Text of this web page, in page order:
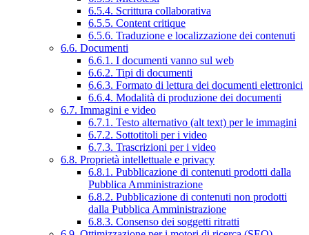
6.5.4. Scrittura collaborativa
6.5.5. Content critique
6.5.6. Traduzione e localizzazione dei contenuti
6.6. Documenti
6.6.1. I documenti vanno sul web
6.6.2. Tipi di documenti
6.6.3. Formato di lettura dei documenti elettronici
6.6.4. Modalità di produzione dei documenti
6.7. Immagini e video
6.7.1. Testo alternativo (alt text) per le immagini
6.7.2. Sottotitoli per i video
6.7.3. Trascrizioni per i video
6.8. Proprietà intellettuale e privacy
6.8.1. Pubblicazione di contenuti prodotti dalla
Pubblica Amministrazione
6.8.2. Pubblicazione di contenuti non prodotti
dalla Pubblica Amministrazione
6.8.3. Consenso dei soggetti ritratti